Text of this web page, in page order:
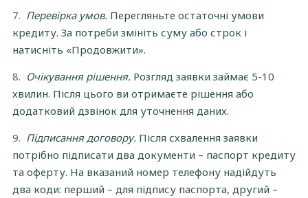
Перевірка умов. Перегляньте остаточні умови
кредиту. За потреби змініть суму або строк і
натисніть «Продовжити».
Очікування рішення. Розгляд заявки займає 5-10
хвилин. Після цього ви отримаєте рішення або
додатковий дзвінок для уточнення даних.
Підписання договору. Після схвалення заявки
потрібно підписати два документи – паспорт кредиту
та оферту. На вказаний номер телефону надійдуть
два коди: перший – для підпису паспорта, другий –